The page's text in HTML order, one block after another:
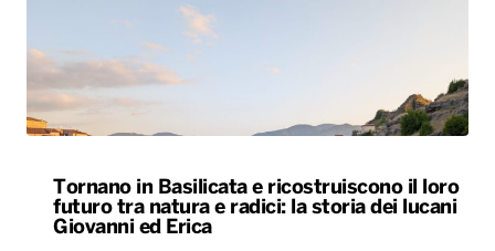
Tornano in Basilicata e ricostruiscono il loro
futuro tra natura e radici: la storia dei lucani
Giovanni ed Erica